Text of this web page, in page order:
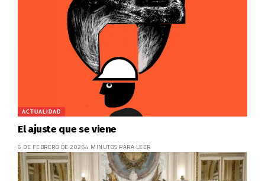
ACTUALIDAD
El ajuste que se viene
6 DE FEBRERO DE 20264 MINUTOS PARA LEER